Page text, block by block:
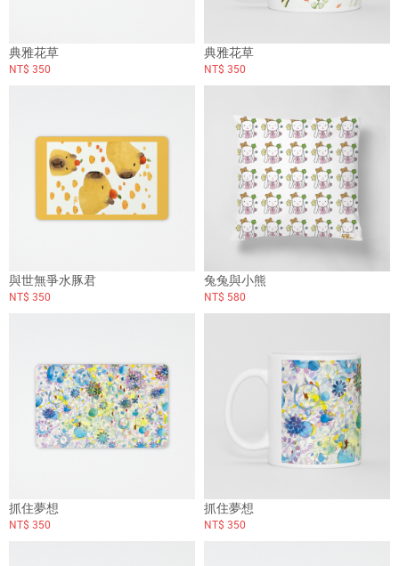
典雅花草
NT$ 350
典雅花草
NT$ 350
與世無爭水豚君
NT$ 350
兔兔與小熊
NT$ 580
抓住夢想
NT$ 350
抓住夢想
NT$ 350